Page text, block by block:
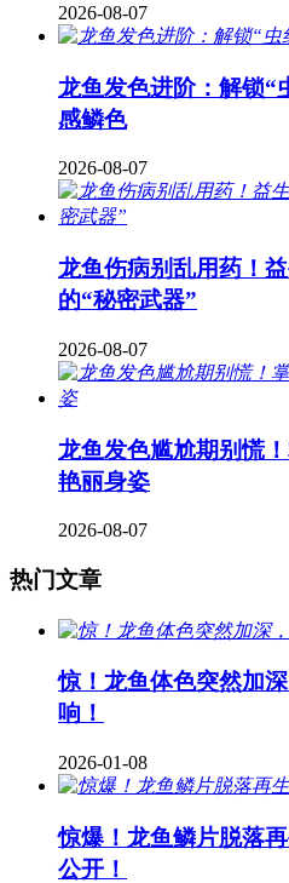
2026-08-07
龙鱼发色进阶：解锁“
感鳞色
2026-08-07
龙鱼伤病别乱用药！
的“秘密武器”
2026-08-07
龙鱼发色尴尬期别慌
艳丽身姿
2026-08-07
热门文章
惊！龙鱼体色突然加
响！
2026-01-08
惊爆！龙鱼鳞片脱落
公开！